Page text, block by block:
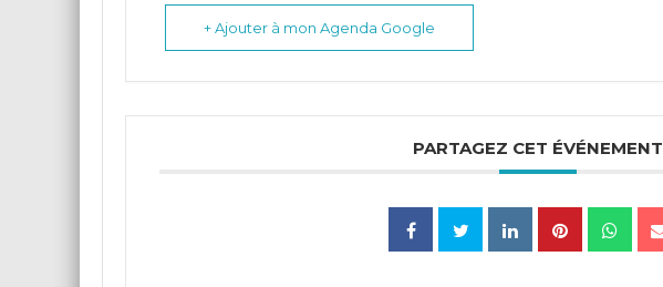
+ Ajouter à mon Agenda Google
PARTAGEZ CET ÉVÉNEMENT